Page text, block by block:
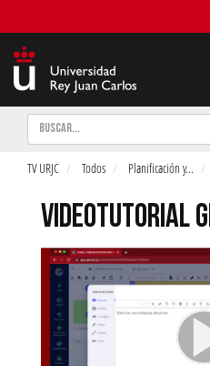
Buscar
TV URJC Todos Planificación y...
VIDEOTUTORIAL